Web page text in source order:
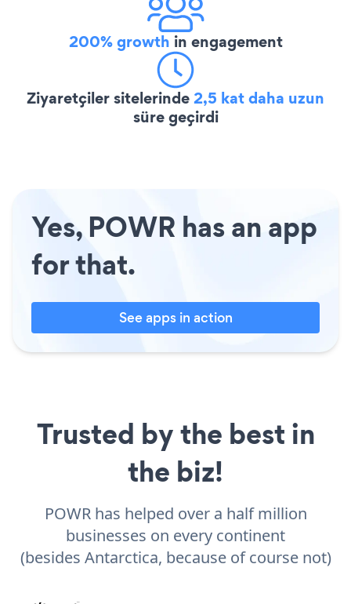
200% growth in engagement
Ziyaretçiler sitelerinde2,5 kat daha uzun
süre geçirdi
Yes, POWR has an app
for that.
See apps in action
Trusted by the best in
the biz!
POWR has helped over a half million
businesses on every continent
(besides Antarctica, because of course not)